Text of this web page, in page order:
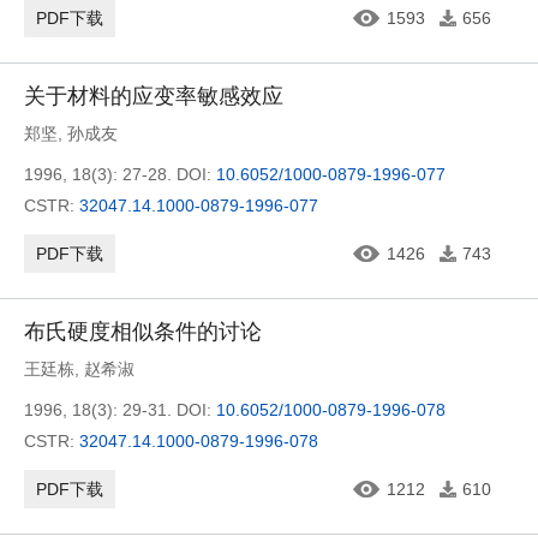
PDF下载 1593 656
关于材料的应变率敏感效应
郑坚 孙成友
1996, 18(3): 27-28. DOI: 10.6052/1000-0879-1996-077
CSTR: 32047.14.1000-0879-1996-077
PDF下载 1426 743
布氏硬度相似条件的讨论
王廷栋 赵希淑
1996, 18(3): 29-31. DOI: 10.6052/1000-0879-1996-078
CSTR: 32047.14.1000-0879-1996-078
PDF下载 1212 610